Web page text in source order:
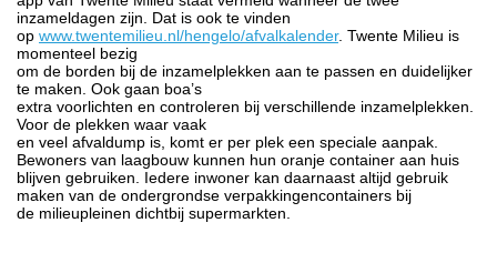
inzameldagen zijn. Dat is ook te vinden
op www.twentemilieu.nl/hengelo/afvalkalender. Twente Milieu is
momenteel bezig
om de borden bij de inzamelplekken aan te passen en duidelijker
te maken. Ook gaan boa’s
extra voorlichten en controleren bij verschillende inzamelplekken.
Voor de plekken waar vaak
en veel afvaldump is, komt er per plek een speciale aanpak.
Bewoners van laagbouw kunnen hun oranje container aan huis
blijven gebruiken. Iedere inwoner kan daarnaast altijd gebruik
maken van de ondergrondse verpakkingencontainers bij
de milieupleinen dichtbij supermarkten.